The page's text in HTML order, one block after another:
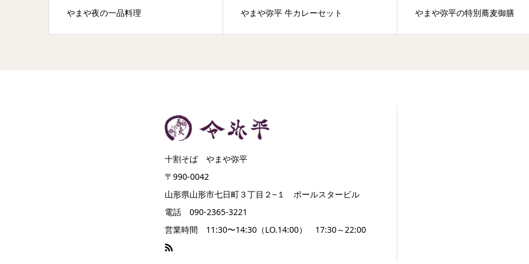
やまや夜の一品料理 やまや弥平 牛カレーセット やまや弥平の特別蕎麦御膳
十割そば やまや弥平
〒990-0042
山形県山形市七日町３丁目２−１ ポールスタービル
電話 090-2365-3221
営業時間 11:30〜14:30（LO.14:00） 17:30～22:00